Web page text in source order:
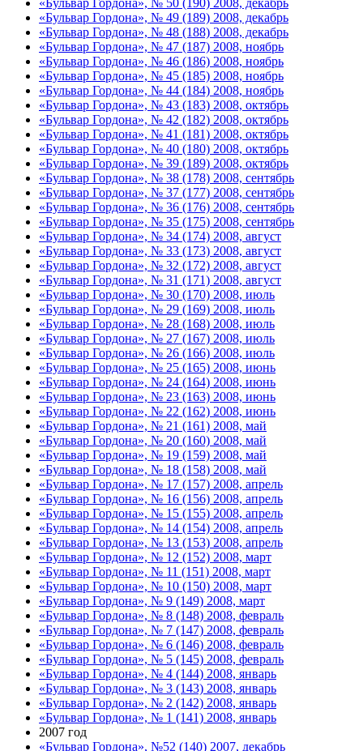
«Бульвар Гордона», № 49 (189) 2008, декабрь
«Бульвар Гордона», № 48 (188) 2008, декабрь
«Бульвар Гордона», № 47 (187) 2008, ноябрь
«Бульвар Гордона», № 46 (186) 2008, ноябрь
«Бульвар Гордона», № 45 (185) 2008, ноябрь
«Бульвар Гордона», № 44 (184) 2008, ноябрь
«Бульвар Гордона», № 43 (183) 2008, октябрь
«Бульвар Гордона», № 42 (182) 2008, октябрь
«Бульвар Гордона», № 41 (181) 2008, октябрь
«Бульвар Гордона», № 40 (180) 2008, октябрь
«Бульвар Гордона», № 39 (189) 2008, октябрь
«Бульвар Гордона», № 38 (178) 2008, сентябрь
«Бульвар Гордона», № 37 (177) 2008, сентябрь
«Бульвар Гордона», № 36 (176) 2008, сентябрь
«Бульвар Гордона», № 35 (175) 2008, сентябрь
«Бульвар Гордона», № 34 (174) 2008, август
«Бульвар Гордона», № 33 (173) 2008, август
«Бульвар Гордона», № 32 (172) 2008, август
«Бульвар Гордона», № 31 (171) 2008, август
«Бульвар Гордона», № 30 (170) 2008, июль
«Бульвар Гордона», № 29 (169) 2008, июль
«Бульвар Гордона», № 28 (168) 2008, июль
«Бульвар Гордона», № 27 (167) 2008, июль
«Бульвар Гордона», № 26 (166) 2008, июль
«Бульвар Гордона», № 25 (165) 2008, июнь
«Бульвар Гордона», № 24 (164) 2008, июнь
«Бульвар Гордона», № 23 (163) 2008, июнь
«Бульвар Гордона», № 22 (162) 2008, июнь
«Бульвар Гордона», № 21 (161) 2008, май
«Бульвар Гордона», № 20 (160) 2008, май
«Бульвар Гордона», № 19 (159) 2008, май
«Бульвар Гордона», № 18 (158) 2008, май
«Бульвар Гордона», № 17 (157) 2008, апрель
«Бульвар Гордона», № 16 (156) 2008, апрель
«Бульвар Гордона», № 15 (155) 2008, апрель
«Бульвар Гордона», № 14 (154) 2008, апрель
«Бульвар Гордона», № 13 (153) 2008, апрель
«Бульвар Гордона», № 12 (152) 2008, март
«Бульвар Гордона», № 11 (151) 2008, март
«Бульвар Гордона», № 10 (150) 2008, март
«Бульвар Гордона», № 9 (149) 2008, март
«Бульвар Гордона», № 8 (148) 2008, февраль
«Бульвар Гордона», № 7 (147) 2008, февраль
«Бульвар Гордона», № 6 (146) 2008, февраль
«Бульвар Гордона», № 5 (145) 2008, февраль
«Бульвар Гордона», № 4 (144) 2008, январь
«Бульвар Гордона», № 3 (143) 2008, январь
«Бульвар Гордона», № 2 (142) 2008, январь
«Бульвар Гордона», № 1 (141) 2008, январь
2007 год
«Бульвар Гордона», №52 (140) 2007, декабрь